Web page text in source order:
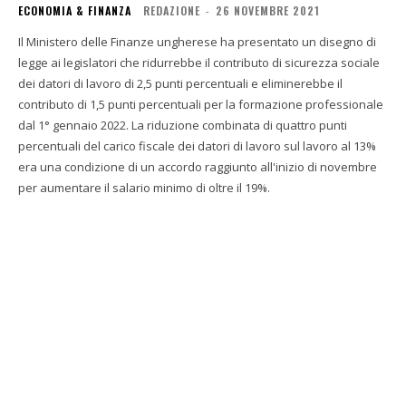
ECONOMIA & FINANZA REDAZIONE - 26 NOVEMBRE 2021
Il Ministero delle Finanze ungherese ha presentato un disegno di
legge ai legislatori che ridurrebbe il contributo di sicurezza sociale
dei datori di lavoro di 2,5 punti percentuali e eliminerebbe il
contributo di 1,5 punti percentuali per la formazione professionale
dal 1° gennaio 2022. La riduzione combinata di quattro punti
percentuali del carico fiscale dei datori di lavoro sul lavoro al 13%
era una condizione di un accordo raggiunto all'inizio di novembre
per aumentare il salario minimo di oltre il 19%.